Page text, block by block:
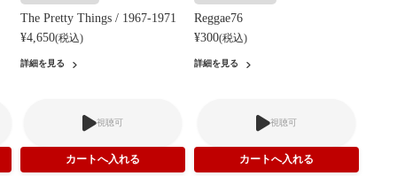
The Pretty Things / 1967-1971
¥4,650(税込)
詳細を見る
視聴可
Reggae76
¥300(税込)
詳細を見る
視聴可